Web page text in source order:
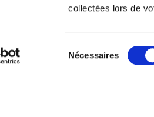
collectées lors de
du
Nécessaires